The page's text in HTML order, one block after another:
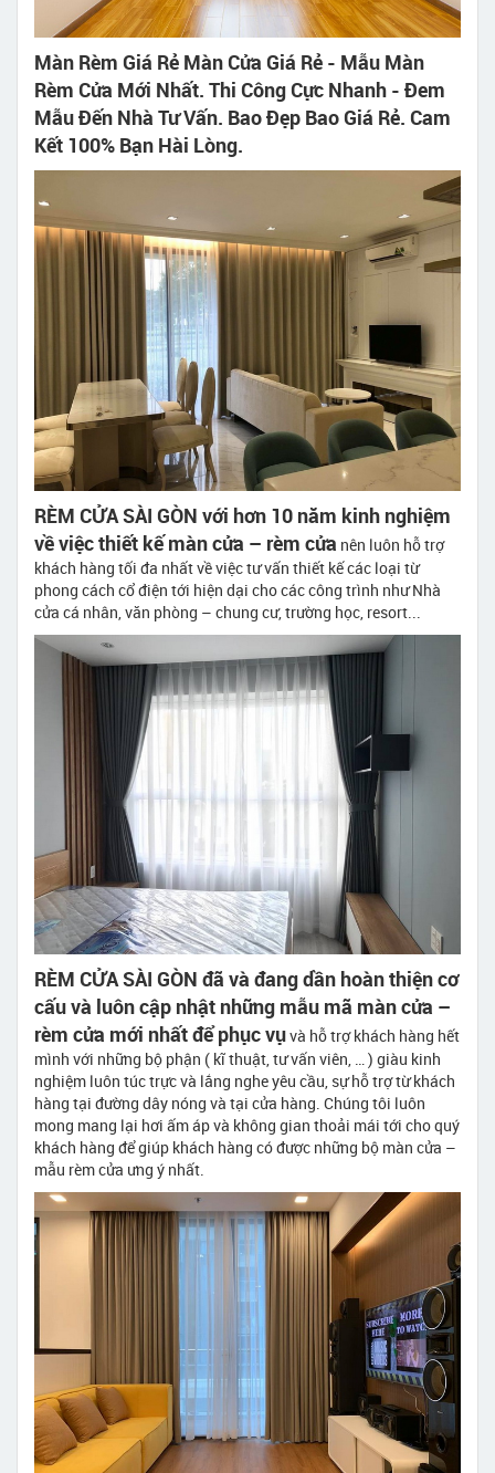
Màn Rèm Giá Rẻ Màn Cửa Giá Rẻ - Mẫu Màn
Rèm Cửa Mới Nhất. Thi Công Cực Nhanh - Đem
Mẫu Đến Nhà Tư Vấn. Bao Đẹp Bao Giá Rẻ. Cam
Kết 100% Bạn Hài Lòng.
RÈM CỬA SÀI GÒN với hơn 10 năm kinh nghiệm
về việc thiết kế màn cửa – rèm cửa nên luôn hỗ trợ
khách hàng tối đa nhất về việc tư vấn thiết kế các loại từ
phong cách cổ điện tới hiện dại cho các công trình như Nhà
cửa cá nhân, văn phòng – chung cư, trường học, resort...
RÈM CỬA SÀI GÒN đã và đang dần hoàn thiện cơ
cấu và luôn cập nhật những mẫu mã màn cửa –
rèm cửa mới nhất để phục vụvà hỗ trợ khách hàng hết
mình với những bộ phận ( kĩ thuật, tư vấn viên, … ) giàu kinh
nghiệm luôn túc trực và lắng nghe yêu cầu, sự hỗ trợ từ khách
hàng tại đường dây nóng và tại cửa hàng. Chúng tôi luôn
mong mang lại hơi ấm áp và không gian thoải mái tới cho quý
khách hàng để giúp khách hàng có được những bộ màn cửa –
mẫu rèm cửa ưng ý nhất.